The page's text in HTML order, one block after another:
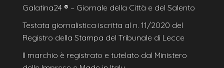
Galatina24 ® – Giornale della Città e del Salento
Testata giornalistica iscritta al n. 11/2020 del
Registro della Stampa del Tribunale di Lecce
Il marchio è registrato e tutelato dal Ministero